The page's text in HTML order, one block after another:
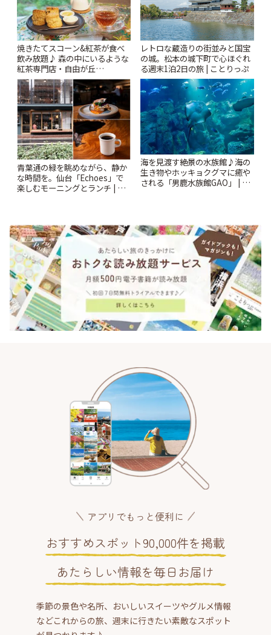
焼きたてスコーン&紅茶が食べ
飲み放題♪ 森の中にいるような
紅茶専門店・自由が丘
「YOTSUBA TEA」でのんびり
時間 | ことりっぷ
レトロな蔵造りの街並みと国宝
の城。松本の城下町で心ほぐれ
る週末1泊2日の旅 | ことりっぷ
青葉通の緑を眺めながら、静か
な時間を。仙台「Echoes」で
楽しむモーニングとランチ | こ
海を見渡す絶景の水族館♪海の
生き物やホッキョクグマに癒や
される「男鹿水族館GAO」 | こ
アプリでもっと便利に
おすすめスポット90,000件を掲載
あたらしい情報を毎日お届け
季節の景色や名所、おいしいスイーツやグルメ情報
などこれからの旅、週末に行きたい素敵なスポット